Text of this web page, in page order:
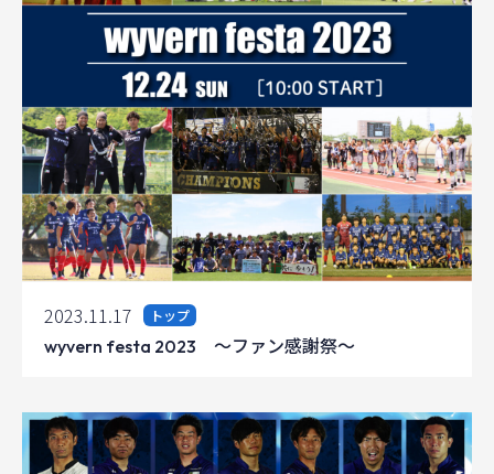
2023.11.17 トップ
wyvern festa 2023 〜ファン感謝祭〜